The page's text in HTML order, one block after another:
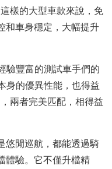
樣的大型車款來說，免
和車身穩定，大幅提升
驗豐富的測試車手們的
身的優異性能，也得益
兩者完美匹配，相得益
悠閒巡航，都能透過騎
體驗。它不僅升檔精